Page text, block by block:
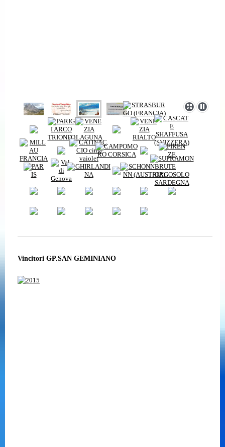
Vincitori GP.SAN GEMINIANO